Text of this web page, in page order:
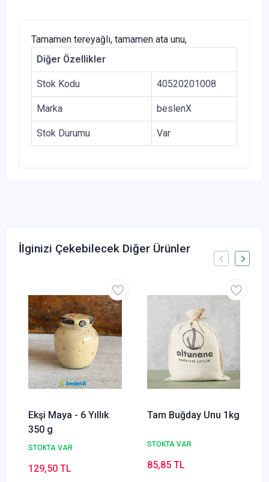
Tamamen tereyağlı, tamamen ata unu,
Diğer Özellikler
Stok Kodu 40520201008
Marka beslenX
Stok Durumu Var
İlginizi Çekebilecek Diğer Ürünler
Ekşi Maya - 6 Yıllık
350 g
STOKTA VAR
129,50 TL
Tam Buğday Unu 1kg
STOKTA VAR
85,85 TL